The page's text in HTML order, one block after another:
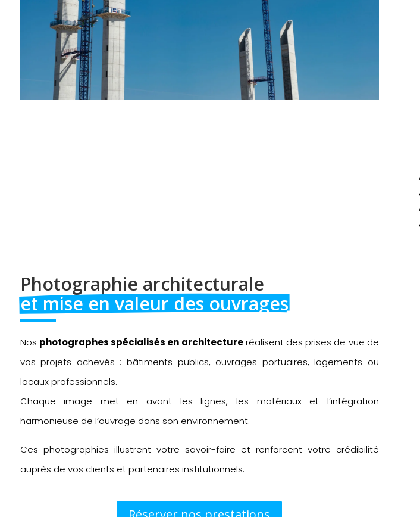
Photographie architecturale
et mise en valeur des ouvrages
Nos photographes spécialisés en architectureréalisent des prises de vue de
vos projets achevés : bâtiments publics, ouvrages portuaires, logements ou
locaux professionnels.
Chaque image met en avant les lignes, les matériaux et l’intégration
harmonieuse de l’ouvrage dans son environnement.
Ces photographies illustrent votre savoir-faire et renforcent votre crédibilité
auprès de vos clients et partenaires institutionnels.